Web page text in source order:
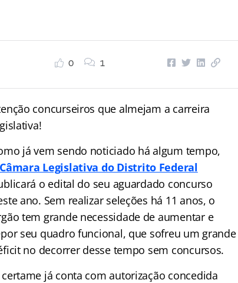
0 1
concurseiros que almejam a carreira
já vem sendo noticiado há algum tempo,
Câmara Legislativa do Distrito Federal
o edital do seu aguardado concurso
ano. Sem realizar seleções há 11 anos, o
tem grande necessidade de aumentar e
seu quadro funcional, que sofreu um grande
no decorrer desse tempo sem concursos.
certame já conta com autorização concedida